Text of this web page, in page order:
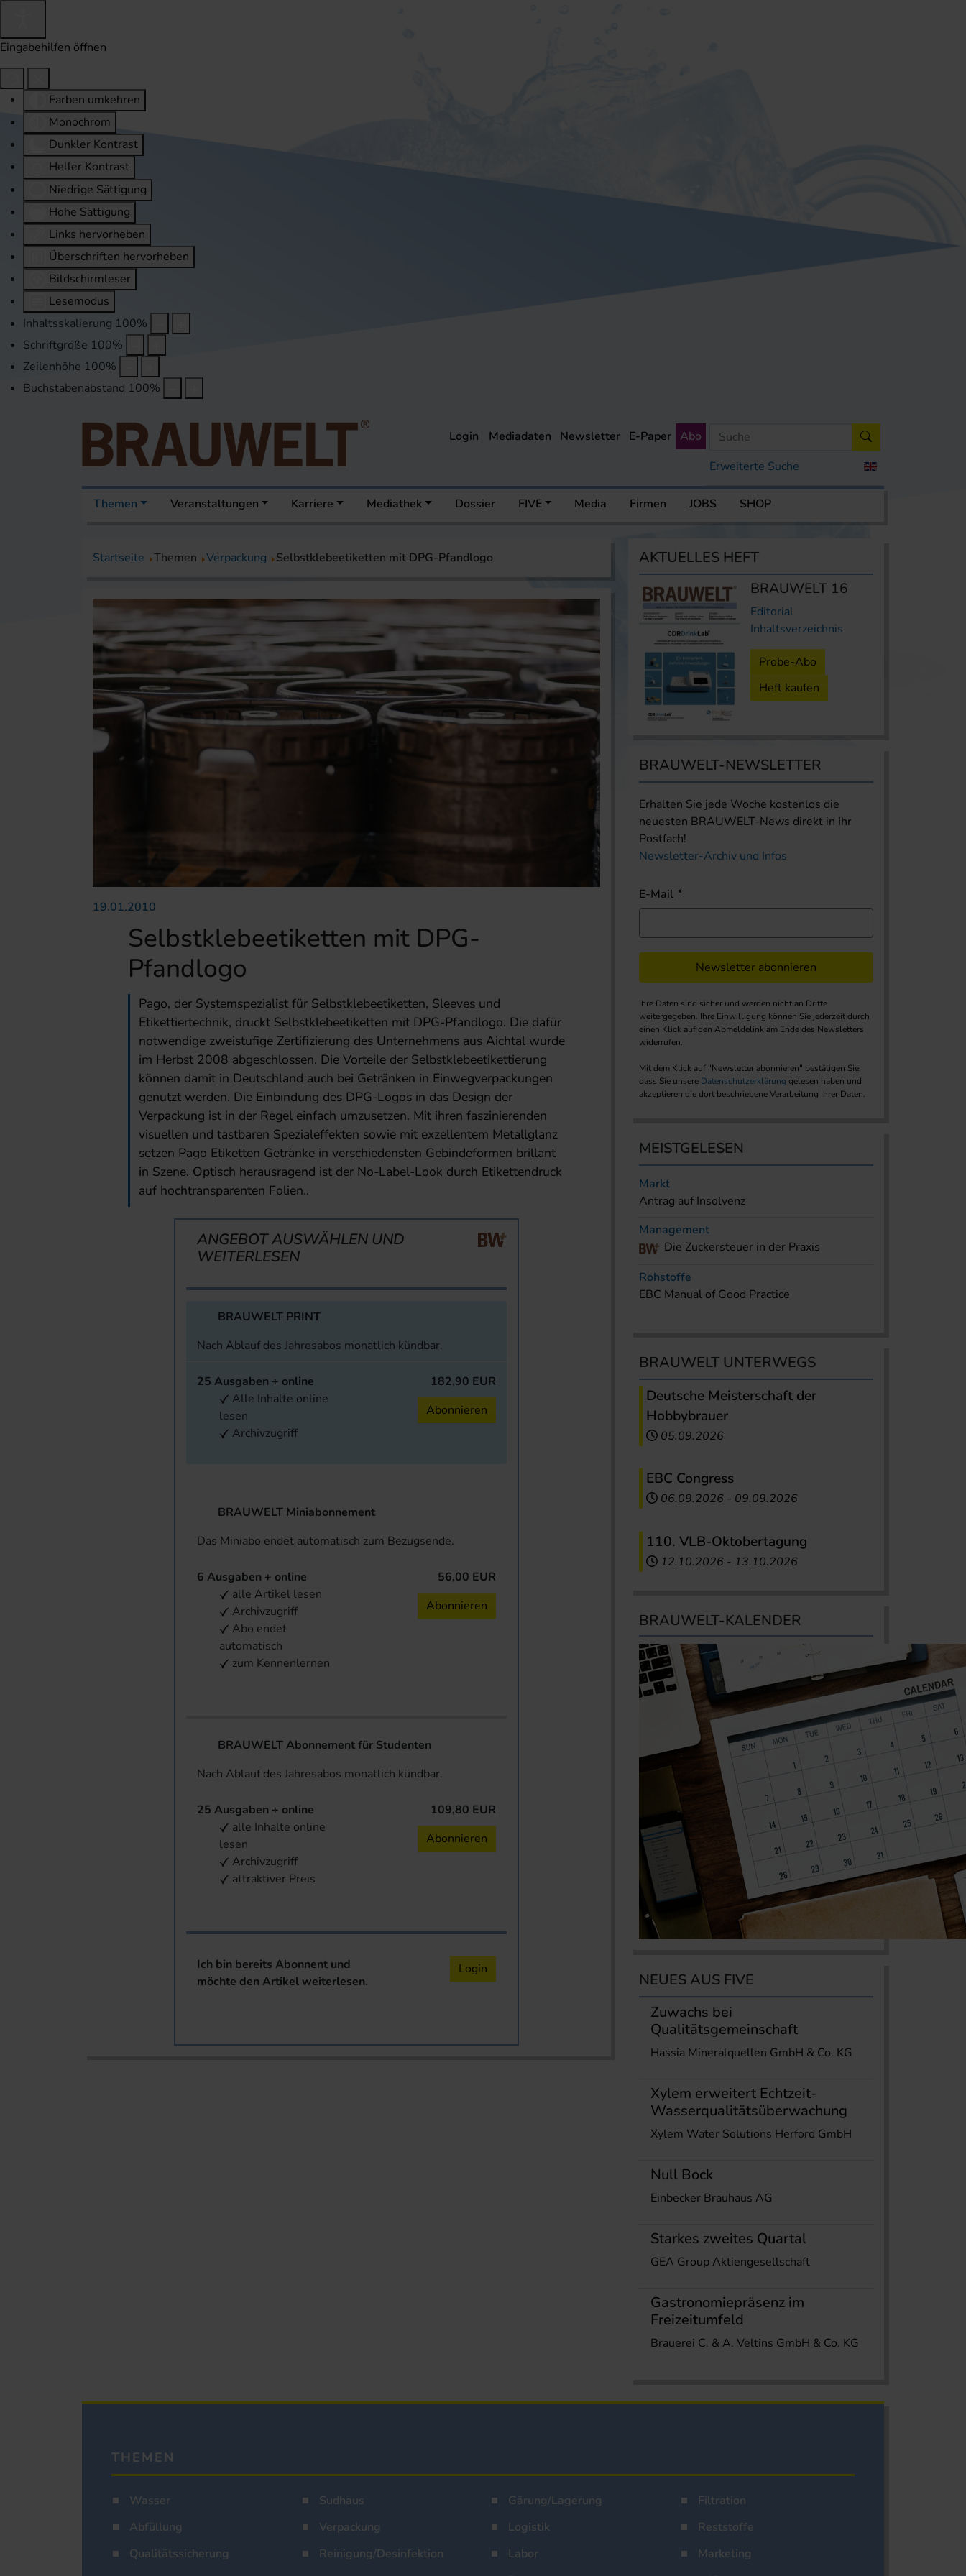
Eingabehilfen öffnen
Farben umkehren
Monochrom
Dunkler Kontrast
Heller Kontrast
Niedrige Sättigung
Hohe Sättigung
Links hervorheben
Überschriften hervorheben
Bildschirmleser
Lesemodus
Inhaltsskalierung 100%
Schriftgröße 100%
Zeilenhöhe 100%
Buchstabenabstand 100%
Erweiterte Suche
Login Mediadaten Newsletter E-Paper Abo
Themen Veranstaltungen Karriere Mediathek Dossier FIVE Media Firmen JOBS SHOP
Startseite Themen Verpackung Selbstklebeetiketten mit DPG-Pfandlogo
19.01.2010
Selbstklebeetiketten mit DPG-
Pfandlogo
Pago, der Systemspezialist für Selbstklebeetiketten, Sleeves und
Etikettiertechnik, druckt Selbstklebeetiketten mit DPG-Pfandlogo. Die dafür
notwendige zweistufige Zertifizierung des Unternehmens aus Aichtal wurde
im Herbst 2008 abgeschlossen. Die Vorteile der Selbstklebeetikettierung
können damit in Deutschland auch bei Getränken in Einwegverpackungen
genutzt werden. Die Einbindung des DPG-Logos in das Design der
Verpackung ist in der Regel einfach umzusetzen. Mit ihren faszinierenden
visuellen und tastbaren Spezialeffekten sowie mit exzellentem Metallglanz
setzen Pago Etiketten Getränke in verschiedensten Gebindeformen brillant
in Szene. Optisch herausragend ist der No-Label-Look durch Etikettendruck
auf hochtransparenten Folien..
ANGEBOT AUSWÄHLEN UND
WEITERLESEN
BRAUWELT PRINT
Nach Ablauf des Jahresabos monatlich kündbar.
25 Ausgaben + online
Alle Inhalte online
lesen
Archivzugriff
182,90 EUR
Abonnieren
BRAUWELT Miniabonnement
Das Miniabo endet automatisch zum Bezugsende.
6 Ausgaben + online
alle Artikel lesen
Archivzugriff
Abo endet
automatisch
zum Kennenlernen
56,00 EUR
Abonnieren
BRAUWELT Abonnement für Studenten
Nach Ablauf des Jahresabos monatlich kündbar.
25 Ausgaben + online
alle Inhalte online
lesen
Archivzugriff
attraktiver Preis
109,80 EUR
Abonnieren
Ich bin bereits Abonnent und
möchte den Artikel weiterlesen.
Login
AKTUELLES HEFT
BRAUWELT 16
Editorial
Inhaltsverzeichnis
Probe-Abo
Heft kaufen
BRAUWELT-NEWSLETTER
Erhalten Sie jede Woche kostenlos die
neuesten BRAUWELT-News direkt in Ihr
Postfach!
Newsletter-Archiv und Infos
E-Mail
Newsletter abonnieren
Ihre Daten sind sicher und werden nicht an Dritte
weitergegeben. Ihre Einwilligung können Sie jederzeit durch
einen Klick auf den Abmeldelink am Ende des Newsletters
widerrufen.
Mit dem Klick auf "Newsletter abonnieren" bestätigen Sie,
dass Sie unsere Datenschutzerklärung gelesen haben und
akzeptieren die dort beschriebene Verarbeitung Ihrer Daten.
MEISTGELESEN
Markt
Antrag auf Insolvenz
Management
Die Zuckersteuer in der Praxis
Rohstoffe
EBC Manual of Good Practice
BRAUWELT UNTERWEGS
Deutsche Meisterschaft der
Hobbybrauer
05.09.2026
EBC Congress
06.09.2026 - 09.09.2026
110. VLB-Oktobertagung
12.10.2026 - 13.10.2026
BRAUWELT-KALENDER
NEUES AUS FIVE
Zuwachs bei
Qualitätsgemeinschaft
Hassia Mineralquellen GmbH & Co. KG
Xylem erweitert Echtzeit-
Wasserqualitätsüberwachung
Xylem Water Solutions Herford GmbH
Null Bock
Einbecker Brauhaus AG
Starkes zweites Quartal
GEA Group Aktiengesellschaft
Gastronomiepräsenz im
Freizeitumfeld
Brauerei C. & A. Veltins GmbH & Co. KG
THEMEN
Wasser Sudhaus Gärung/Lagerung
Filtration
Abfüllung
Verpackung Logistik
Reststoffe
Qualitätssicherung
Reinigung/Desinfektion Labor
Marketing